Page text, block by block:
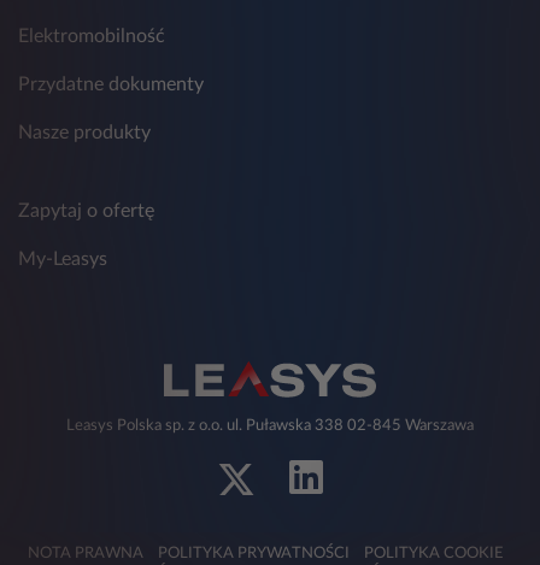
Elektromobilność
Przydatne dokumenty
Nasze produkty
Zapytaj o ofertę
My-Leasys
Leasys Polska sp. z o.o. ul. Puławska 338 02-845 Warszawa
NOTA PRAWNA POLITYKA PRYWATNOŚCI POLITYKA COOKIE